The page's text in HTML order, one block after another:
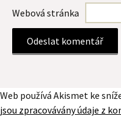
Webová stránka
Web používá Akismet ke
jsou zpracovávány údaje z